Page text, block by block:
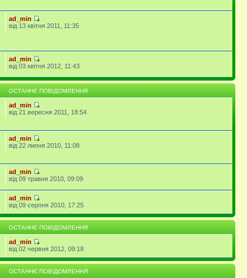
ad_min
від 13 квітня 2011, 11:35
ad_min
від 03 квітня 2012, 11:43
ОСТАННЄ ПОВІДОМЛЕННЯ
ad_min
від 21 вересня 2011, 18:54
ad_min
від 22 липня 2010, 11:08
ad_min
від 09 травня 2010, 09:09
ad_min
від 09 серпня 2010, 17:25
ОСТАННЄ ПОВІДОМЛЕННЯ
ad_min
від 02 червня 2012, 09:18
ОСТАННЄ ПОВІДОМЛЕННЯ